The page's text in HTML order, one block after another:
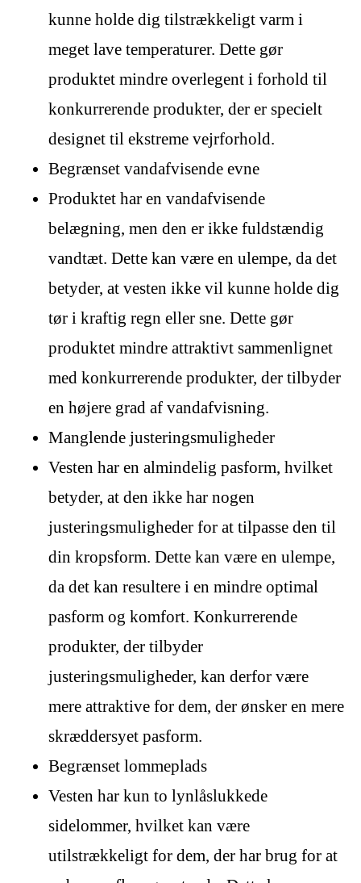
kunne holde dig tilstrækkeligt varm i
meget lave temperaturer. Dette gør
produktet mindre overlegent i forhold til
konkurrerende produkter, der er specielt
designet til ekstreme vejrforhold.
Begrænset vandafvisende evne
Produktet har en vandafvisende
belægning, men den er ikke fuldstændig
vandtæt. Dette kan være en ulempe, da det
betyder, at vesten ikke vil kunne holde dig
tør i kraftig regn eller sne. Dette gør
produktet mindre attraktivt sammenlignet
med konkurrerende produkter, der tilbyder
en højere grad af vandafvisning.
Manglende justeringsmuligheder
Vesten har en almindelig pasform, hvilket
betyder, at den ikke har nogen
justeringsmuligheder for at tilpasse den til
din kropsform. Dette kan være en ulempe,
da det kan resultere i en mindre optimal
pasform og komfort. Konkurrerende
produkter, der tilbyder
justeringsmuligheder, kan derfor være
mere attraktive for dem, der ønsker en mere
skræddersyet pasform.
Begrænset lommeplads
Vesten har kun to lynlåslukkede
sidelommer, hvilket kan være
utilstrækkeligt for dem, der har brug for at